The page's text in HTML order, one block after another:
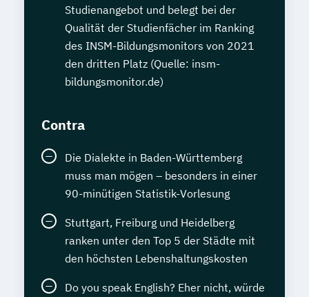
Studienangebot und belegt bei der
Qualität der Studienfächer im Ranking
des INSM-Bildungsmonitors von 2021
den dritten Platz (Quelle: insm-
bildungsmonitor.de)
Contra
Die Dialekte in Baden-Württemberg
muss man mögen – besonders in einer
90-minütigen Statistik-Vorlesung
Stuttgart, Freiburg und Heidelberg
ranken unter den Top 5 der Städte mit
den höchsten Lebenshaltungskosten
Do you speak English? Eher nicht, würde